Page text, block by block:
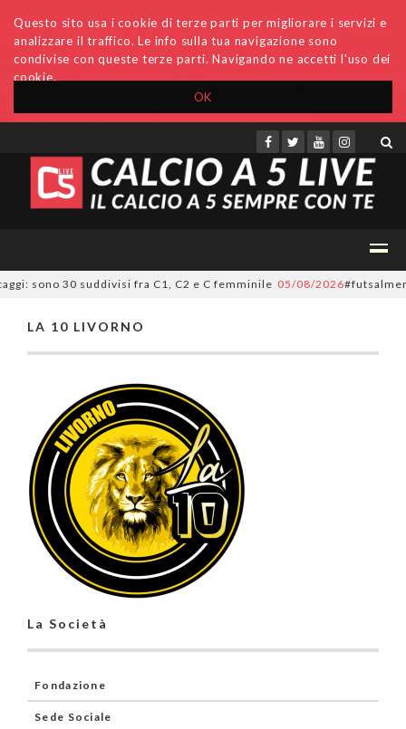
OK
Questo sito usa i cookie di terze parti per migliorare i servizi e
analizzare il traffico. Le info sulla tua navigazione sono
condivise con queste terze parti. Navigando ne accetti l'uso dei
cookie.
Accedi Archivio Invio comunicati Redazione
sono 30 suddivisi fra C1, C2 e C femminile 05/08/2026
LA 10 LIVORNO
La Società
Fondazione
Sede Sociale